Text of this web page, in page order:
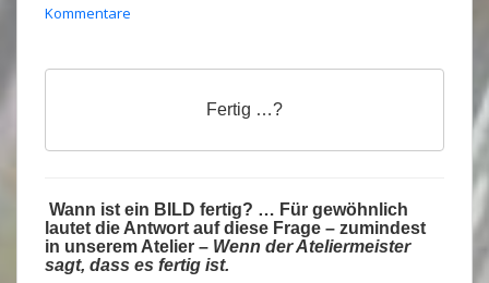
Kommentare
Fertig …?
Wann ist ein BILD fertig? … Für gewöhnlich
lautet die Antwort auf diese Frage – zumindest
in unserem Atelier – Wenn der Ateliermeister
sagt, dass es fertig ist.